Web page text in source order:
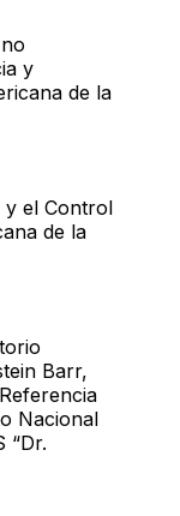
y
de la
y el Control
de la
Barr,
Nacional
“Dr.